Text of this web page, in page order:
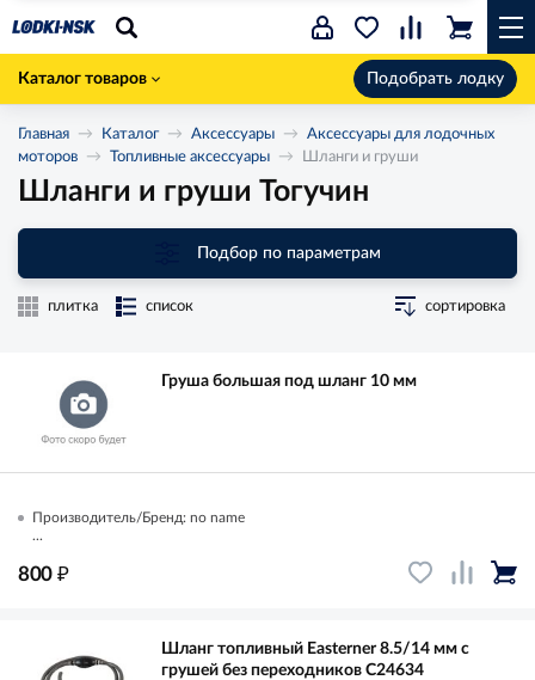
Каталог товаров Подобрать лодку
Главная Каталог Аксессуары
Аксессуары для лодочных
моторов
Топливные аксессуары Шланги и груши
Шланги и груши Тогучин
Подбор по параметрам
плитка список сортировка
Груша большая под шланг 10 мм
Производитель/Бренд: no name
...
800 ₽
Шланг топливный Easterner 8.5/14 мм с
грушей без переходников C24634